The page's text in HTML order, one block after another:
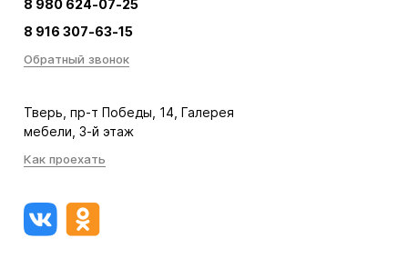
8 980 624-07-25
8 916 307-63-15
Обратный звонок
Тверь, пр-т Победы, 14, Галерея
мебели, 3-й этаж
Как проехать